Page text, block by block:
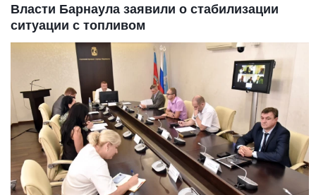
Власти Барнаула заявили о стабилизации
ситуации с топливом